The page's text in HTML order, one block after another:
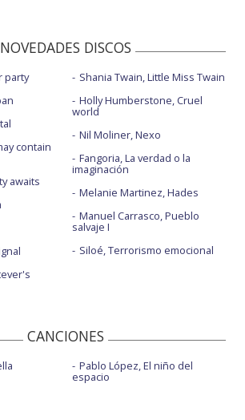
NOVEDADES DISCOS
party
contain
awaits
Shania Twain, Little Miss Twain
Holly Humberstone, Cruel
world
Nil Moliner, Nexo
Fangoria, La verdad o la
imaginación
Melanie Martinez, Hades
Manuel Carrasco, Pueblo
salvaje I
Siloé, Terrorismo emocional
CANCIONES
Pablo López, El niño del
espacio